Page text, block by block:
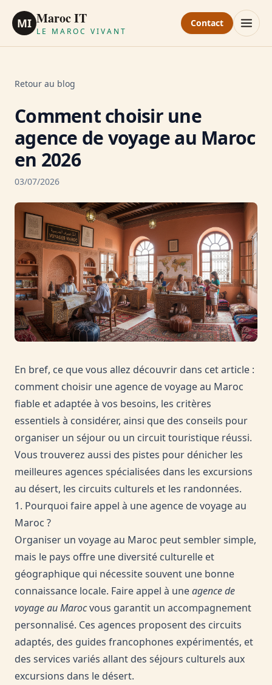
MI Maroc IT
LE MAROC VIVANT
Contact
Retour au blog
Comment choisir une
agence de voyage au Maroc
en 2026
03/07/2026
En bref, ce que vous allez découvrir dans cet article :
comment choisir une agence de voyage au Maroc
fiable et adaptée à vos besoins, les critères
essentiels à considérer, ainsi que des conseils pour
organiser un séjour ou un circuit touristique réussi.
Vous trouverez aussi des pistes pour dénicher les
meilleures agences spécialisées dans les excursions
au désert, les circuits culturels et les randonnées.
1. Pourquoi faire appel à une agence de voyage au
Maroc ?
Organiser un voyage au Maroc peut sembler simple,
mais le pays offre une diversité culturelle et
géographique qui nécessite souvent une bonne
connaissance locale. Faire appel à uneagence de
voyage au Marocvous garantit un accompagnement
personnalisé. Ces agences proposent des circuits
adaptés, des guides francophones expérimentés, et
des services variés allant des séjours culturels aux
excursions dans le désert.